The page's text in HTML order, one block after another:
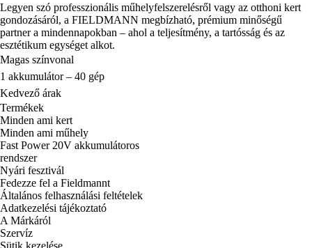
Legyen szó professzionális műhelyfelszerelésről vagy az otthoni kert
gondozásáról, a FIELDMANN megbízható, prémium minőségű
partner a mindennapokban – ahol a teljesítmény, a tartósság és az
esztétikum egységet alkot.
Magas színvonal
1 akkumulátor – 40 gép
Kedvező árak
Termékek
Minden ami kert
Minden ami műhely
Fast Power 20V akkumulátoros
rendszer
Nyári fesztivál
Fedezze fel a Fieldmannt
Általános felhasználási feltételek
Adatkezelési tájékoztató
A Márkáról
Szervíz
Sütik kezelése